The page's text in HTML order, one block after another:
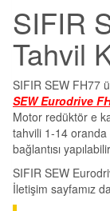
SIFIR
Tahvil
SIFIR SEW FH77
SEW Eurodrive
Motor redüktör e
tahvili 1-14
bağlantısı
SIFIR SEW
İletişim sayfamız